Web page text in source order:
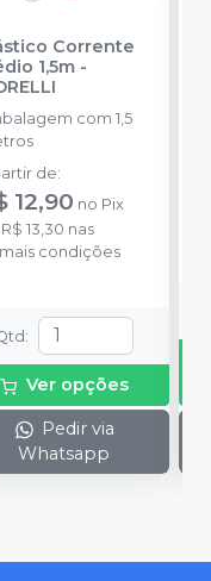
Corrente
1,5m-
com 1,5
de:
12,90 no Pix
R$ 13,30 nas
condições
:
Ver opções
Pedir via
Whatsapp